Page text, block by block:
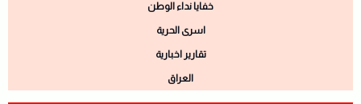
خفايا نداء الوطن
اسرى الحرية
تقارير اخبارية
العراق